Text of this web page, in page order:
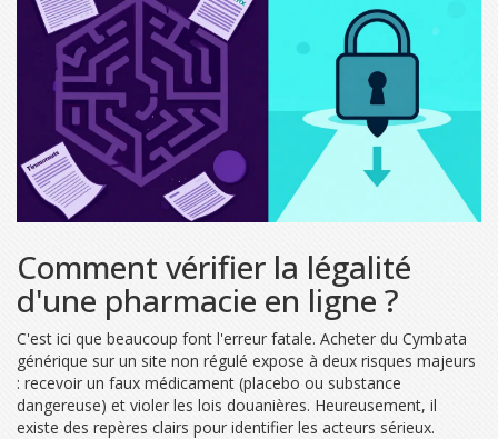
Comment vérifier la légalité
d'une pharmacie en ligne ?
C'est ici que beaucoup font l'erreur fatale. Acheter du Cymbata
générique sur un site non régulé expose à deux risques majeurs
: recevoir un faux médicament (placebo ou substance
dangereuse) et violer les lois douanières. Heureusement, il
existe des repères clairs pour identifier les acteurs sérieux.